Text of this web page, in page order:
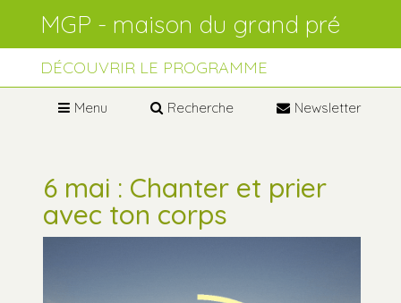
Aller
navigation
personnels
DÉCOUVRIR LE PROGRAMME
Menu Recherche Newsletter
6 mai : Chanter et prier
avec ton corps